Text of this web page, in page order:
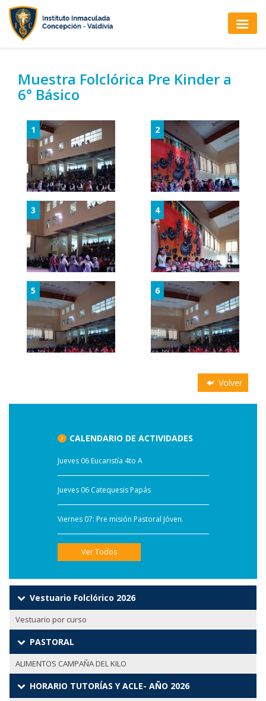
Muestra Folclórica Pre Kinder a
6° Básico
1 2
3 4
5 6
Volver
CALENDARIO DE ACTIVIDADES
Jueves 06 Eucaristía 4to A
Jueves 06 Catequesis Papás
Viernes 07: Pre misión Pastoral Jóven.
Ver Todos
Vestuario Folclórico 2026
Vestuario por curso
PASTORAL
ALIMENTOS CAMPAÑA DEL KILO
HORARIO TUTORÍAS Y ACLE- AÑO 2026